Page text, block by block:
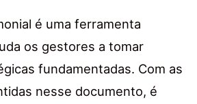
é uma ferramenta
os gestores a tomar
fundamentadas. Com as
nesse documento, é